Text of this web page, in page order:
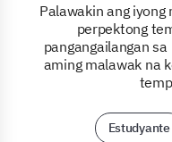
Palawakin ang
perpektong
pangangailangan
aming malawak na
Estudyante